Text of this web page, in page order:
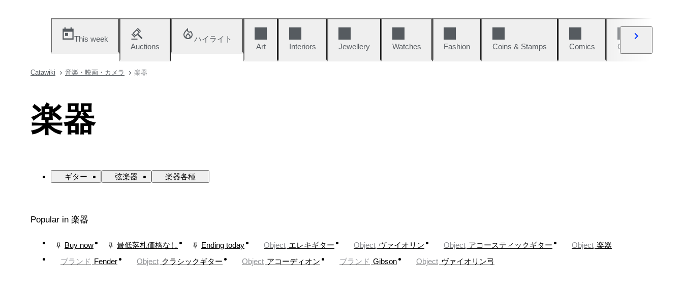
This week
Auctions
ハイライト
Art
Interiors Jewellery Watches Fashion Coins & Stamps Comics Cars & Bikes
Catawiki 音楽・映画・カメラ 楽器
楽器
ギター 弦楽器 楽器各種
Popular in 楽器
Buy now 最低落札価格なし Ending today Object エレキギター Object ヴァイオリン Object アコースティックギター Object 楽器
ブランド Fender Object クラシックギター Object アコーディオン ブランド Gibson Object ヴァイオリン弓